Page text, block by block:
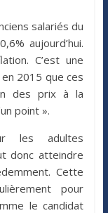
salariés du
aujourd’hui.
C’est une
2015 que ces
des prix à la
point ».
les adultes
donc atteindre
Cette
pour
le candidat